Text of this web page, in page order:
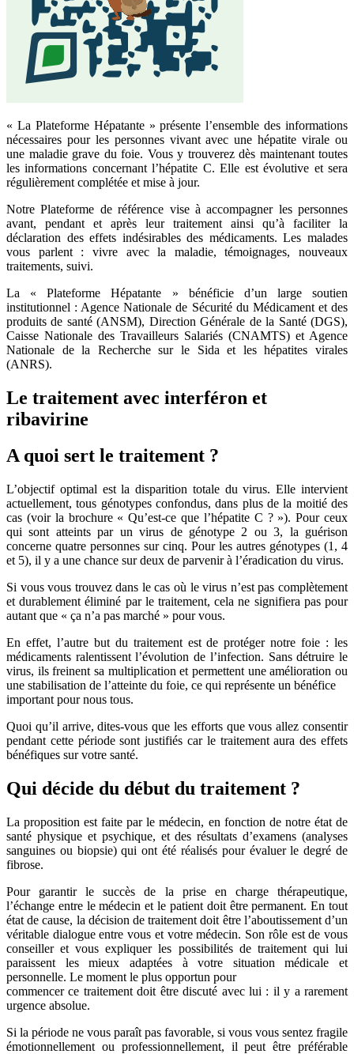
« La Plateforme Hépatante » présente l’ensemble des informations
nécessaires pour les personnes vivant avec une hépatite virale ou
une maladie grave du foie. Vous y trouverez dès maintenant toutes
les informations concernant l’hépatite C. Elle est évolutive et sera
régulièrement complétée et mise à jour.
Notre Plateforme de référence vise à accompagner les personnes
avant, pendant et après leur traitement ainsi qu’à faciliter la
déclaration des effets indésirables des médicaments. Les malades
vous parlent : vivre avec la maladie, témoignages, nouveaux
traitements, suivi.
La « Plateforme Hépatante » bénéficie d’un large soutien
institutionnel : Agence Nationale de Sécurité du Médicament et des
produits de santé (ANSM), Direction Générale de la Santé (DGS),
Caisse Nationale des Travailleurs Salariés (CNAMTS) et Agence
Nationale de la Recherche sur le Sida et les hépatites virales
(ANRS).
Le traitement avec interféron et
ribavirine
A quoi sert le traitement ?
L’objectif optimal est la disparition totale du virus. Elle intervient
actuellement, tous génotypes confondus, dans plus de la moitié des
cas (voir la brochure « Qu’est-ce que l’hépatite C ? »). Pour ceux
qui sont atteints par un virus de génotype 2 ou 3, la guérison
concerne quatre personnes sur cinq. Pour les autres génotypes (1, 4
et 5), il y a une chance sur deux de parvenir à l’éradication du virus.
Si vous vous trouvez dans le cas où le virus n’est pas complètement
et durablement éliminé par le traitement, cela ne signifiera pas pour
autant que « ça n’a pas marché » pour vous.
En effet, l’autre but du traitement est de protéger notre foie : les
médicaments ralentissent l’évolution de l’infection. Sans détruire le
virus, ils freinent sa multiplication et permettent une amélioration ou
une stabilisation de l’atteinte du foie, ce qui représente un bénéfice
important pour nous tous.
Quoi qu’il arrive, dites-vous que les efforts que vous allez consentir
pendant cette période sont justifiés car le traitement aura des effets
bénéfiques sur votre santé.
Qui décide du début du traitement ?
La proposition est faite par le médecin, en fonction de notre état de
santé physique et psychique, et des résultats d’examens (analyses
sanguines ou biopsie) qui ont été réalisés pour évaluer le degré de
fibrose.
Pour garantir le succès de la prise en charge thérapeutique,
l’échange entre le médecin et le patient doit être permanent. En tout
état de cause, la décision de traitement doit être l’aboutissement d’un
véritable dialogue entre vous et votre médecin. Son rôle est de vous
conseiller et vous expliquer les possibilités de traitement qui lui
paraissent les mieux adaptées à votre situation médicale et
personnelle. Le moment le plus opportun pour
commencer ce traitement doit être discuté avec lui : il y a rarement
urgence absolue.
Si la période ne vous paraît pas favorable, si vous vous sentez fragile
émotionnellement ou professionnellement, il peut être préférable